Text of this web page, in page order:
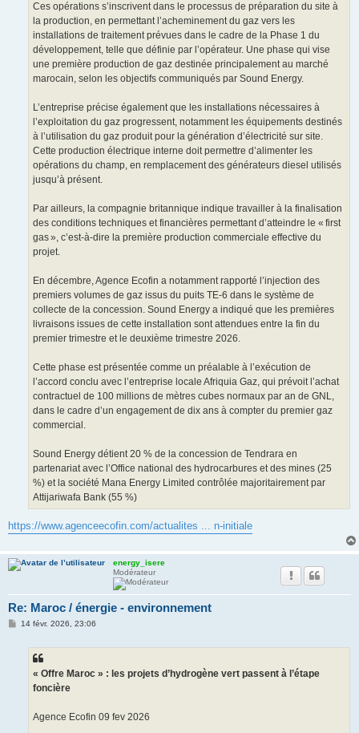
Ces opérations s’inscrivent dans le processus de préparation du site à
la production, en permettant l’acheminement du gaz vers les
installations de traitement prévues dans le cadre de la Phase 1 du
développement, telle que définie par l’opérateur. Une phase qui vise
une première production de gaz destinée principalement au marché
marocain, selon les objectifs communiqués par Sound Energy.
L’entreprise précise également que les installations nécessaires à
l’exploitation du gaz progressent, notamment les équipements destinés
à l’utilisation du gaz produit pour la génération d’électricité sur site.
Cette production électrique interne doit permettre d’alimenter les
opérations du champ, en remplacement des générateurs diesel utilisés
jusqu’à présent.
Par ailleurs, la compagnie britannique indique travailler à la finalisation
des conditions techniques et financières permettant d’atteindre le « first
gas », c’est-à-dire la première production commerciale effective du
projet.
En décembre, Agence Ecofin a notamment rapporté l’injection des
premiers volumes de gaz issus du puits TE-6 dans le système de
collecte de la concession. Sound Energy a indiqué que les premières
livraisons issues de cette installation sont attendues entre la fin du
premier trimestre et le deuxième trimestre 2026.
Cette phase est présentée comme un préalable à l’exécution de
l’accord conclu avec l’entreprise locale Afriquia Gaz, qui prévoit l’achat
contractuel de 100 millions de mètres cubes normaux par an de GNL,
dans le cadre d’un engagement de dix ans à compter du premier gaz
commercial.
Sound Energy détient 20 % de la concession de Tendrara en
partenariat avec l’Office national des hydrocarbures et des mines (25
%) et la société Mana Energy Limited contrôlée majoritairement par
Attijariwafa Bank (55 %)
https://www.agenceecofin.com/actualites ... n-initiale
energy_isere
Modérateur
Re: Maroc / énergie - environnement
M14 févr. 2026, 23:06
« Offre Maroc » : les projets d’hydrogène vert passent à l’étape
foncière
Agence Ecofin 09 fev 2026